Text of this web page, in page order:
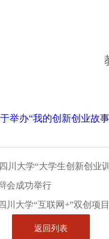
举办“我的创新创业故
川大学“大学生创新创业
会成功举行
川大学“互联网+”双创项
返回列表